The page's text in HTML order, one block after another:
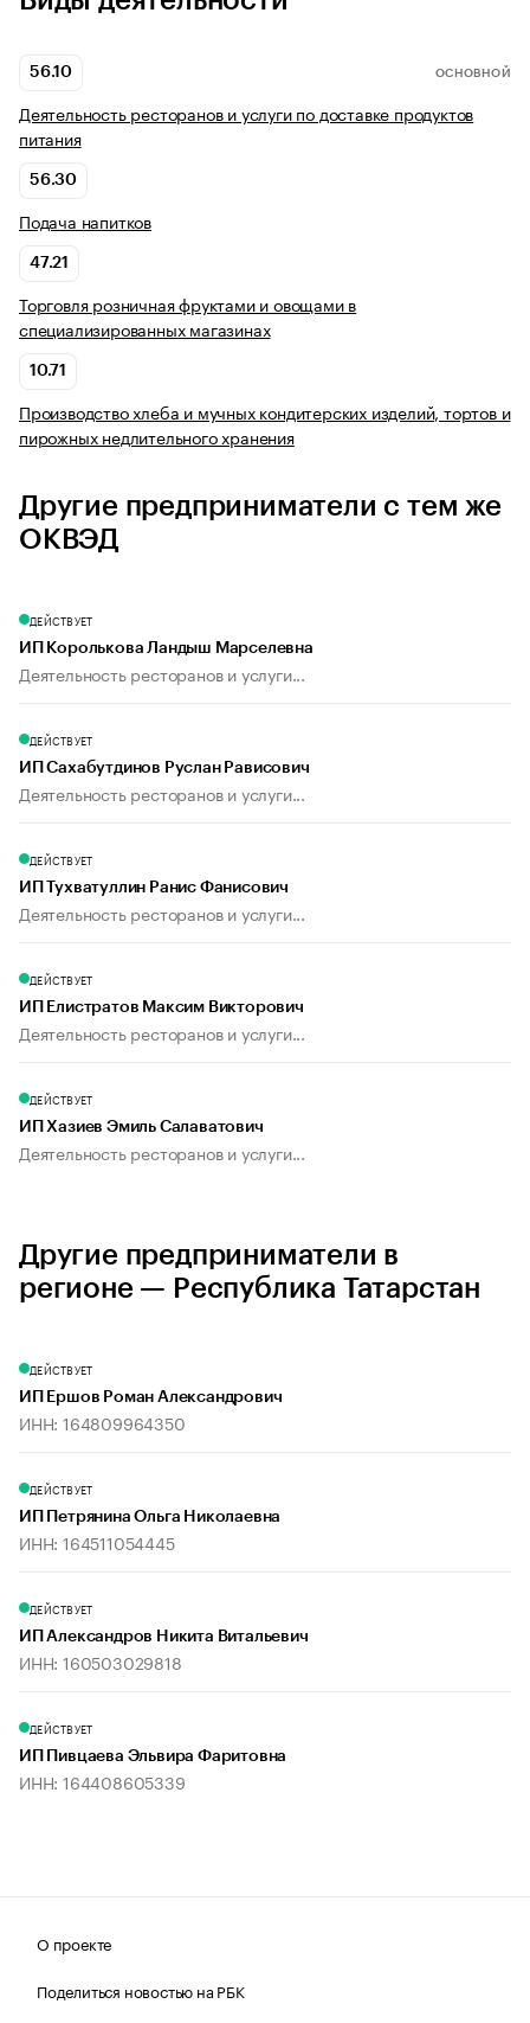
56.10 ОСНОВНОЙ
Деятельность ресторанов и услуги по доставке продуктов
питания
56.30
Подача напитков
47.21
Торговля розничная фруктами и овощами в
специализированных магазинах
10.71
Производство хлеба и мучных кондитерских изделий, тортов и
пирожных недлительного хранения
Другие предприниматели с тем же
ОКВЭД
ДЕЙСТВУЕТ
ИП Королькова Ландыш Марселевна
Деятельность ресторанов и услуги...
ДЕЙСТВУЕТ
ИП Сахабутдинов Руслан Рависович
Деятельность ресторанов и услуги...
ДЕЙСТВУЕТ
ИП Тухватуллин Ранис Фанисович
Деятельность ресторанов и услуги...
ДЕЙСТВУЕТ
ИП Елистратов Максим Викторович
Деятельность ресторанов и услуги...
ДЕЙСТВУЕТ
ИП Хазиев Эмиль Салаватович
Деятельность ресторанов и услуги...
Другие предприниматели в
регионе — Республика Татарстан
ДЕЙСТВУЕТ
ИП Ершов Роман Александрович
ИНН: 164809964350
ДЕЙСТВУЕТ
ИП Петрянина Ольга Николаевна
ИНН: 164511054445
ДЕЙСТВУЕТ
ИП Александров Никита Витальевич
ИНН: 160503029818
ДЕЙСТВУЕТ
ИП Пивцаева Эльвира Фаритовна
ИНН: 164408605339
О проекте
Поделиться новостью на РБК